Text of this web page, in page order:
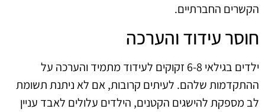
הקשרים החברתיים.
חוסר עידוד והערכה
ילדים בגילאי 6-8 זקוקים לעידוד מתמיד והערכה על
ההתקדמות שלהם. לעיתים קרובות, אם לא ניתנת תשומת
לב מספקת להישגים הקטנים, הילדים עלולים לאבד עניין